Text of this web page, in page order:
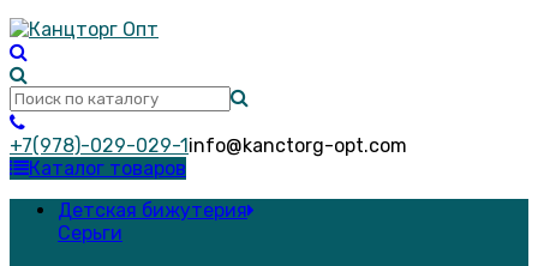
+7(978)-029-029-1info@kanctorg-opt.com
Каталог товаров
Детская бижутерия
Серьги